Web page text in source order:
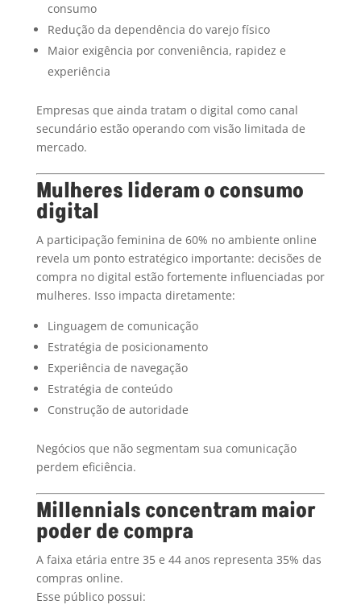
consumo
Redução da dependência do varejo físico
Maior exigência por conveniência, rapidez e
experiência
Empresas que ainda tratam o digital como canal
secundário estão operando com visão limitada de
mercado.
Mulheres lideram o consumo
digital
A participação feminina de 60% no ambiente online
revela um ponto estratégico importante: decisões de
compra no digital estão fortemente influenciadas por
mulheres. Isso impacta diretamente:
Linguagem de comunicação
Estratégia de posicionamento
Experiência de navegação
Estratégia de conteúdo
Construção de autoridade
Negócios que não segmentam sua comunicação
perdem eficiência.
Millennials concentram maior
poder de compra
A faixa etária entre 35 e 44 anos representa 35% das
compras online.
Esse público possui: